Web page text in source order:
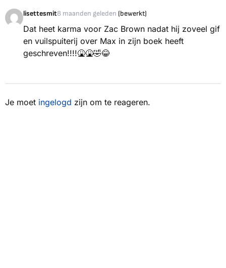
lisettesmit8 maanden geleden (bewerkt)
Dat heet karma voor Zac Brown nadat hij zoveel gif
en vuilspuiterij over Max in zijn boek heeft
geschreven!!!!🤮🤮🤣😂
Je moet ingelogd zijn om te reageren.